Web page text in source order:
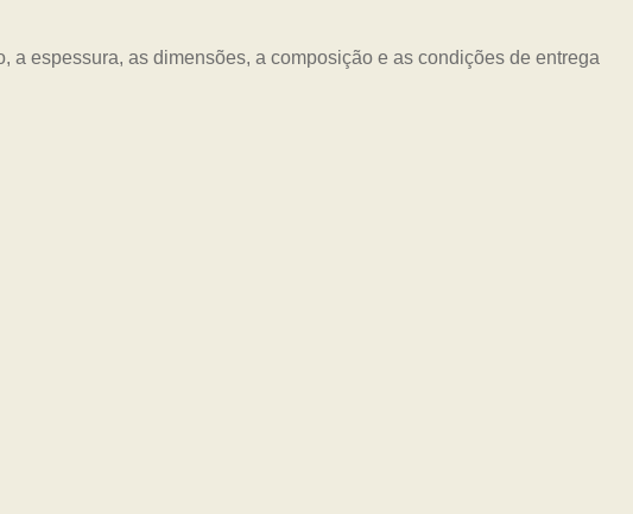
a espessura, as dimensões, a composição e as condições de entrega